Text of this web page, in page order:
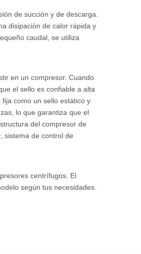
de succión y de descarga.
disipación de calor rápida y
caudal, se utiliza
en un compresor. Cuando
el sello es confiable a alta
como un sello estático y
lo que garantiza que el
del compresor de
sistema de control de
centrífugos. El
según tus necesidades.